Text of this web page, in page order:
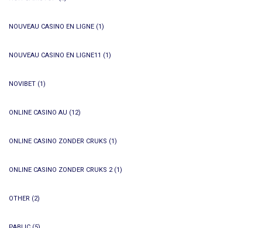
NOUVEAU CASINO EN LIGNE (1)
NOUVEAU CASINO EN LIGNE11 (1)
NOVIBET (1)
ONLINE CASINO AU (12)
ONLINE CASINO ZONDER CRUKS (1)
ONLINE CASINO ZONDER CRUKS 2(1)
OTHER (2)